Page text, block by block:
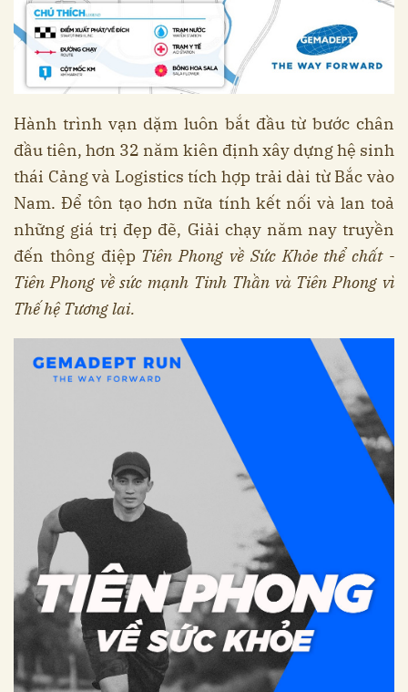
Hành trình vạn dặm luôn bắt đầu từ bước chân
đầu tiên, hơn 32 năm kiên định xây dựng hệ sinh
thái Cảng và Logistics tích hợp trải dài từ Bắc vào
Nam. Để tôn tạo hơn nữa tính kết nối và lan toả
những giá trị đẹp đẽ, Giải chạy năm nay truyền
đến thông điệp Tiên Phong về Sức Khỏe thể chất -
Tiên Phong về sức mạnh Tinh Thần và Tiên Phong vì
Thế hệ Tương lai.